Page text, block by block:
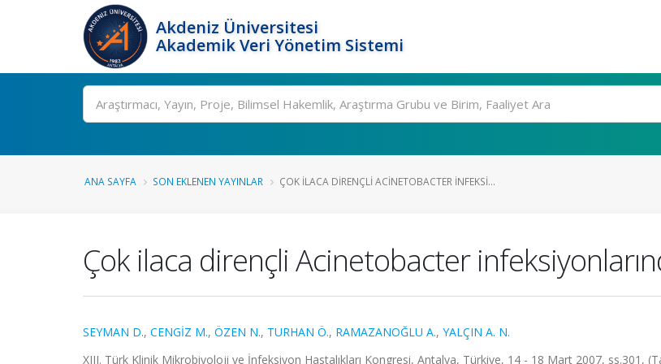
Akdeniz Üniversitesi
Akademik Veri Yönetim Sistemi
Ara
ANA SAYFA SON EKLENEN YAYINLAR ÇOK ILACA DIRENÇLI ACINETOBACTER INFEKSI...
Çok ilaca dirençli Acinetobacter
SEYMAN D., CENGİZ M., ÖZEN N., TURHAN Ö., RAMAZANOĞLU A., YALÇIN A. N.
XIII. Türk Klinik Mikrobiyoloji ve İnfeksiyon Hastalıkları Kongresi, Antalya, Türkiye, 14 - 18 Mart 2007, ss.301,